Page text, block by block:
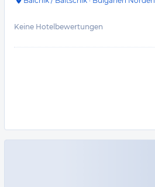
Keine Hotelbewertungen